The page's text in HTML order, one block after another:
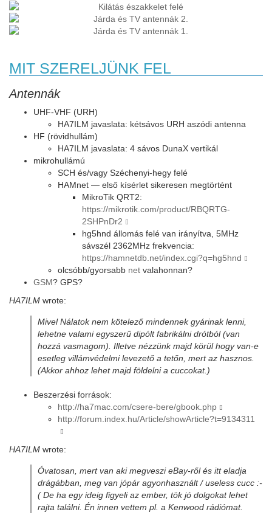
MIT SZERELJÜNK FEL
Antennák
UHF-VHF (URH)
HA7ILM javaslata: kétsávos URH aszódi antenna
HF (rövidhullám)
HA7ILM javaslata: 4 sávos DunaX vertikál
mikrohullámú
SCH és/vagy Széchenyi-hegy felé
HAMnet — első kísérlet sikeresen megtörtént
MikroTik QRT2:
https://mikrotik.com/product/RBQRTG-
2SHPnDr2
hg5hnd állomás felé van irányítva, 5MHz
sávszél 2362MHz frekvencia:
https://hamnetdb.net/index.cgi?q=hg5hnd
olcsóbb/gyorsabb net valahonnan?
GSM? GPS?
HA7ILM wrote:
Mivel Nálatok nem kötelező mindennek gyárinak lenni,
lehetne valami egyszerű dipólt fabrikálni drótból (van
hozzá vasmagom). Illetve nézzünk majd körül hogy van-e
esetleg villámvédelmi levezető a tetőn, mert az hasznos.
(Akkor ahhoz lehet majd földelni a cuccokat.)
Beszerzési források:
http://ha7mac.com/csere-bere/gbook.php
http://forum.index.hu/Article/showArticle?t=9134311
HA7ILM wrote:
Óvatosan, mert van aki megveszi eBay-ről és itt eladja
drágábban, meg van jópár agyonhasznált / useless cucc :-
( De ha egy ideig figyeli az ember, tök jó dolgokat lehet
rajta találni. Én innen vettem pl. a Kenwood rádiómat.